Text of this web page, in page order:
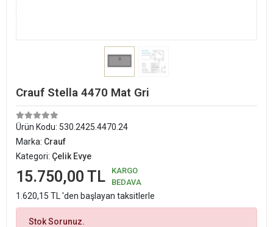
Crauf Stella 4470 Mat Gri
Ürün Kodu: 530.2425.4470.24
Marka: Crauf
Kategori: Çelik Evye
15.750,00 TL
KARGO
BEDAVA
1.620,15 TL 'den başlayan taksitlerle
Stok Sorunuz.